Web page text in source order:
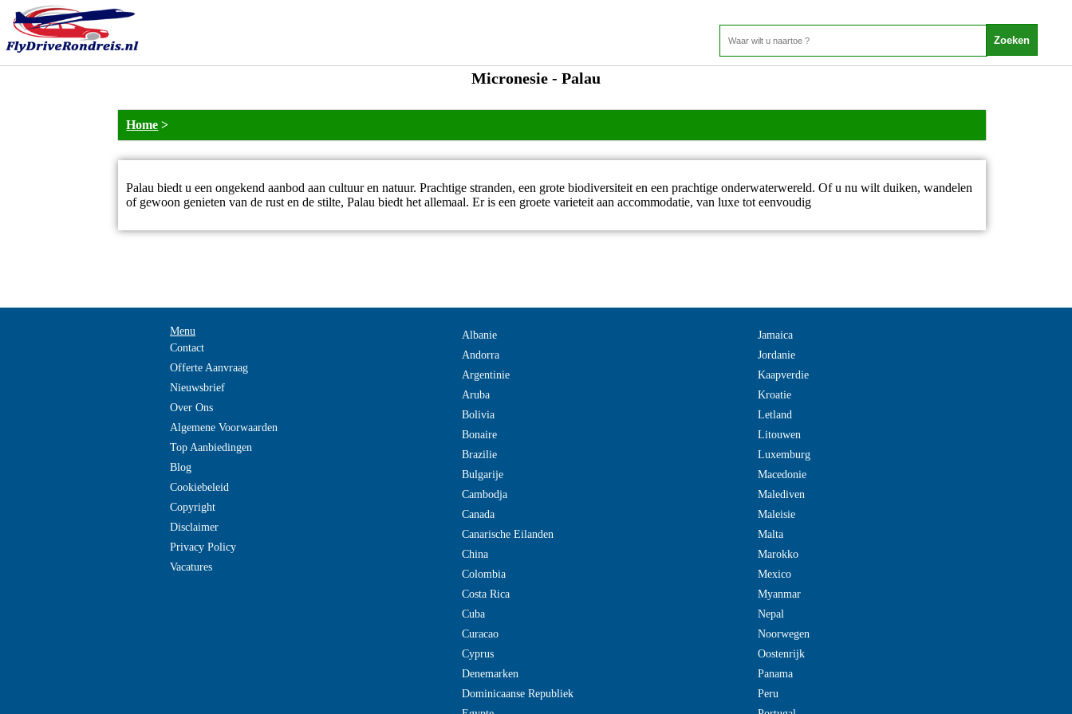
Micronesie - Palau
Home >
Palau biedt u een ongekend aanbod aan cultuur en natuur. Prachtige stranden, een grote biodiversiteit en een prachtige onderwaterwereld. Of u nu wilt duiken, wandelen
of gewoon genieten van de rust en de stilte, Palau biedt het allemaal. Er is een groete varieteit aan accommodatie, van luxe tot eenvoudig
Menu
Contact
Offerte Aanvraag
Nieuwsbrief
Over Ons
Algemene Voorwaarden
Top Aanbiedingen
Blog
Cookiebeleid
Copyright
Disclaimer
Privacy Policy
Vacatures
Albanie
Andorra
Argentinie
Aruba
Bolivia
Bonaire
Brazilie
Bulgarije
Cambodja
Canada
Canarische Eilanden
China
Colombia
Costa Rica
Cuba
Curacao
Cyprus
Denemarken
Dominicaanse Republiek
Jamaica
Jordanie
Kaapverdie
Kroatie
Letland
Litouwen
Luxemburg
Macedonie
Malediven
Maleisie
Malta
Marokko
Mexico
Myanmar
Nepal
Noorwegen
Oostenrijk
Panama
Peru